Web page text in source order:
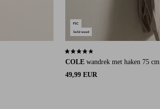
COLE wandrek met haken 75 cm
49,99 EUR
4,2 op basis van 19 beoordelingen